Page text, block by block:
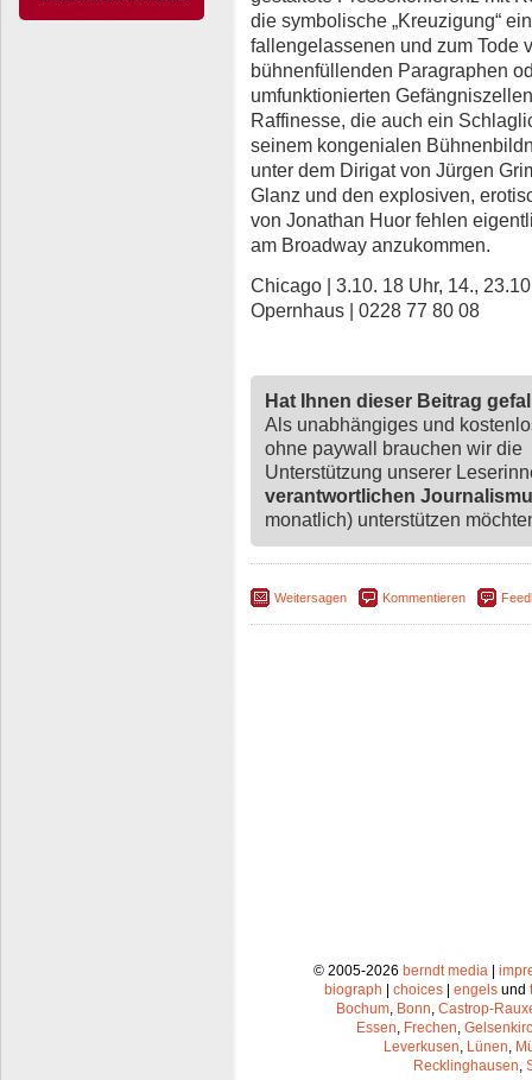
die symbolische „Kreuzigung“
fallengelassenen und zum Tode
bühnenfüllenden Paragraphen
umfunktionierten
Raffinesse, die auch ein
seinem kongenialen
unter dem Dirigat von Jürgen
Glanz und den explosiven,
von Jonathan Huor fehlen
am Broadway anzukommen.
Chicago | 3.10. 18 Uhr, 14.,
Opernhaus | 0228 77 80 08
Hat Ihnen dieser Beitrag
Als unabhängiges und
ohne paywall brauchen wir die
Unterstützung unserer
verantwortlichen
monatlich) unterstützen
Weitersagen Kommentieren
© 2005-2026 berndt media|
biograph
choices engels und
Bochum, Bonn, Castrop-
Essen, Frechen,
Leverkusen, Lünen,
Recklinghausen,